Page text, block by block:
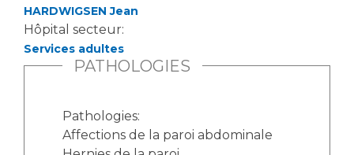
HARDWIGSEN Jean
Hôpital secteur:
Services adultes
PATHOLOGIES
Pathologies:
Affections de la paroi abdominale